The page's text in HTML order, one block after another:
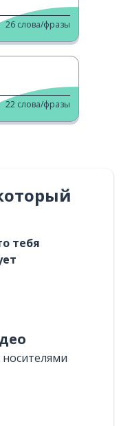
26 слова/фразы
22 слова/фразы
тебя
носителями